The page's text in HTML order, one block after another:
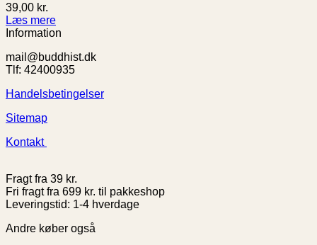
39,00 kr.
Læs mere
Information
mail@buddhist.dk
Tlf: 42400935
Handelsbetingelser
Sitemap
Kontakt
Fragt fra 39 kr.
Fri fragt fra 699 kr. til pakkeshop
Leveringstid: 1-4 hverdage
Andre køber også